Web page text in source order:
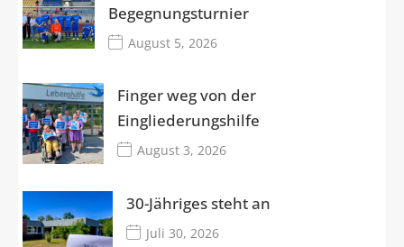
Begegnungsturnier
August 5, 2026
Finger weg von der
Eingliederungshilfe
August 3, 2026
30-Jähriges steht an
Juli 30, 2026